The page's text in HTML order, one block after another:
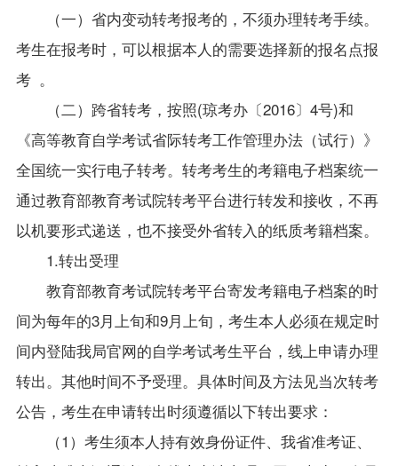
（一）省内变动转考报考的，不须办理转考手续。
考生在报考时，可以根据本人的需要选择新的报名点报
考 。
（二）跨省转考，按照(琼考办〔2016〕4号)和
《高等教育自学考试省际转考工作管理办法（试行）》
全国统一实行电子转考。转考考生的考籍电子档案统一
通过教育部教育考试院转考平台进行转发和接收，不再
以机要形式递送，也不接受外省转入的纸质考籍档案。
1.转出受理
教育部教育考试院转考平台寄发考籍电子档案的时
间为每年的3月上旬和9月上旬，考生本人必须在规定时
间内登陆我局官网的自学考试考生平台，线上申请办理
转出。其他时间不予受理。具体时间及方法见当次转考
公告，考生在申请转出时须遵循以下转出要求：
（1 ）考生须本人持有效身份证件、我省准考证、